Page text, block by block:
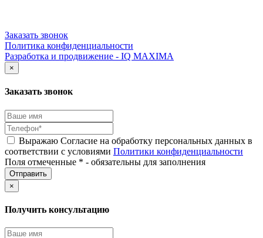
Заказать звонок
Политика конфиденциальности
Разработка и продвижение - IQ MAXIMA
×
Заказать звонок
Выражаю Согласие на обработку персональных данных в
соответствии с условиями Политики конфиденциальности
Поля отмеченные * - обязательны для заполнения
×
Получить консультацию